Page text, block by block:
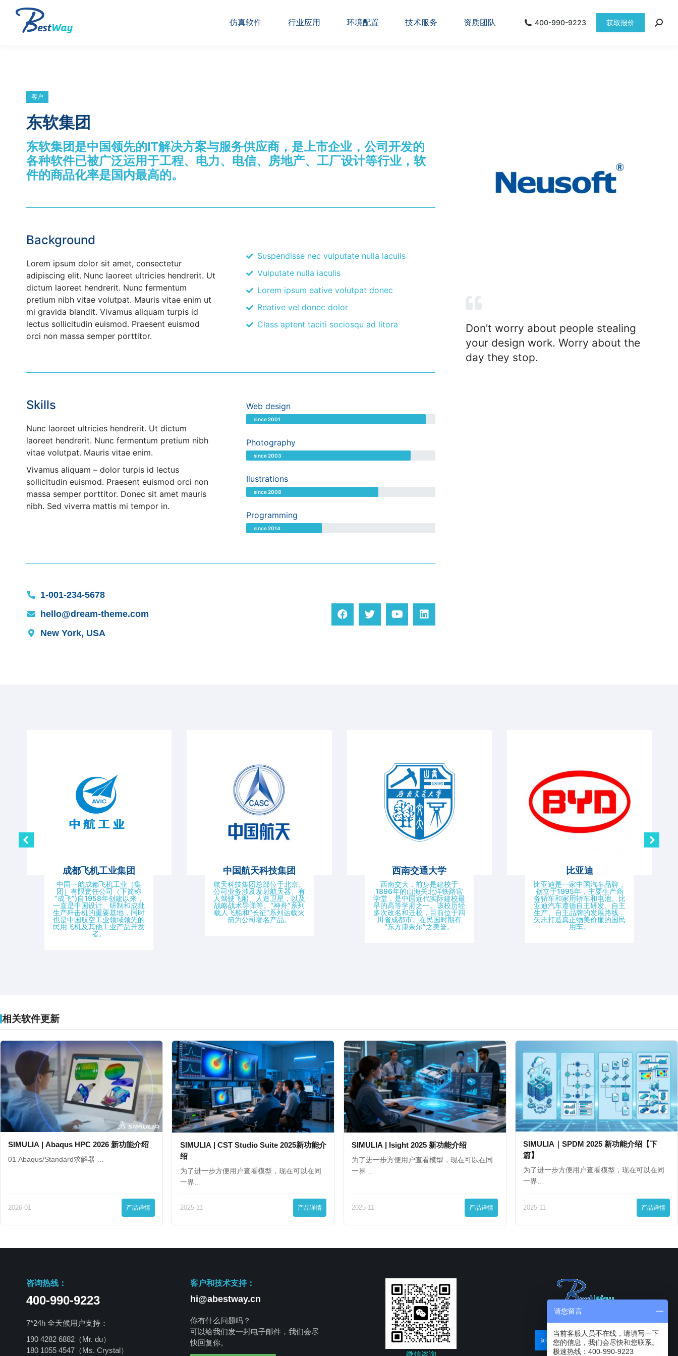
仿真软件 行业应用 环境配置 技术服务 资质团队 400-990-9223 获取报价
客户
东软集团
东软集团是中国领先的IT解决方案与服务供应商，是上市企业，公司开发的
各种软件已被广泛运用于工程、电力、电信、房地产、工厂设计等行业，软
件的商品化率是国内最高的。
Background
Lorem ipsum dolor sit amet, consectetur
adipiscing elit. Nunc laoreet ultricies hendrerit. Ut
dictum laoreet hendrerit. Nunc fermentum
pretium nibh vitae volutpat. Mauris vitae enim ut
mi gravida blandit. Vivamus aliquam turpis id
lectus sollicitudin euismod. Praesent euismod
orci non massa semper porttitor.
Suspendisse nec vulputate nulla iaculis
Vulputate nulla iaculis
Lorem ipsum eative volutpat donec
Reative vel donec dolor
Class aptent taciti sociosqu ad litora
Skills
Nunc laoreet ultricies hendrerit. Ut dictum
laoreet hendrerit. Nunc fermentum pretium nibh
vitae volutpat. Mauris vitae enim.
Vivamus aliquam – dolor turpis id lectus
sollicitudin euismod. Praesent euismod orci non
massa semper porttitor. Donec sit amet mauris
nibh. Sed viverra mattis mi tempor in.
Web design
since 2001
Photography
since 2003
Ilustrations
since 2008
Programming
since 2014
1-001-234-5678
hello@dream-theme.com
New York, USA
Don’t worry about people stealing
your design work. Worry about the
day they stop.
成都飞机工业集团
中国一航成都飞机工业（集
团）有限责任公司（下简称
“成飞”)自1958年创建以来，
一直是中国设计、研制和成批
生产歼击机的重要基地，同时
也是中国航空工业领域领先的
民用飞机及其他工业产品开发
者。
中国航天科技集团
航天科技集团总部位于北京。
公司业务涉及发射航天器、有
人驾驶飞船、人造卫星，以及
战略战术导弹等。“神舟”系列
载人飞船和“长征”系列运载火
箭为公司著名产品。
西南交通大学
西南交大，前身是建校于
1896年的山海关北洋铁路官
学堂，是中国近代实际建校最
早的高等学府之一。该校历经
多次改名和迁校，目前位于四
川省成都市。在民国时期有
“东方康奈尔”之美誉。
比亚迪
比亚迪是一家中国汽车品牌，
创立于1995年，主要生产商
务轿车和家用轿车和电池。比
亚迪汽车遵循自主研发、自主
生产、自主品牌的发展路线，
矢志打造真正物美价廉的国民
用车。
相关软件更新
SIMULIA | Abaqus HPC 2026 新功能介绍
01 Abaqus/Standard求解器 …
2026-01 产品详情
SIMULIA | CST Studio Suite 2025新功能介
绍
为了进一步方便用户查看模型，现在可以在同
一界…
2025-11 产品详情
SIMULIA | Isight 2025 新功能介绍
为了进一步方便用户查看模型，现在可以在同
一界…
2025-11 产品详情
SIMULIA｜SPDM 2025 新功能介绍【下
篇】
为了进一步方便用户查看模型，现在可以在同
一界…
2025-11 产品详情
咨询热线：
400-990-9223
7*24h 全天候用户支持：
190 4282 6882（Mr. du）
180 1055 4547 （Ms. Crystal）
客户和技术支持：
hi@abestway.cn
你有什么问题吗？
可以给我们发一封电子邮件，我们会尽
快回复你。
微信咨询
请您留言
当前客服人员不在线，请填写一下
您的信息，我们会尽快和您联系。
极速热线：400-990-9223